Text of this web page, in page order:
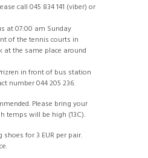
call 045 834 141 (viber) or
at 07:00 am Sunday
of the tennis courts in
at the same place around
in front of bus station
number 044 205 236.
Please bring your
temps will be high (13C).
for 3 EUR per pair.